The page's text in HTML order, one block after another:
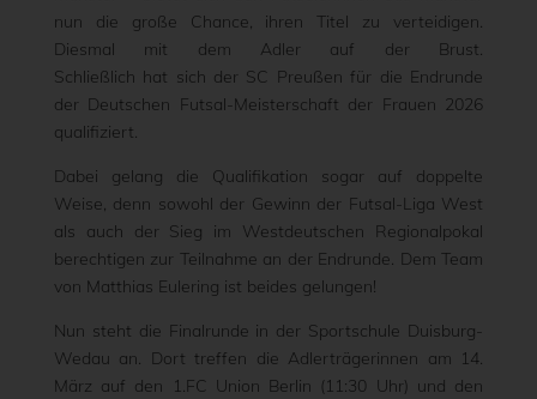
nun die große Chance, ihren Titel zu verteidigen.
Diesmal mit dem Adler auf der Brust.
Schließlich hat sich der SC Preußen für die Endrunde
der Deutschen Futsal-Meisterschaft der Frauen 2026
qualifiziert.
Dabei gelang die Qualifikation sogar auf doppelte
Weise, denn sowohl der Gewinn der Futsal-Liga West
als auch der Sieg im Westdeutschen Regionalpokal
berechtigen zur Teilnahme an der Endrunde. Dem Team
von Matthias Eulering ist beides gelungen!
Nun steht die Finalrunde in der Sportschule Duisburg-
Wedau an. Dort treffen die Adlerträgerinnen am 14.
März auf den 1.FC Union Berlin (11:30 Uhr) und den